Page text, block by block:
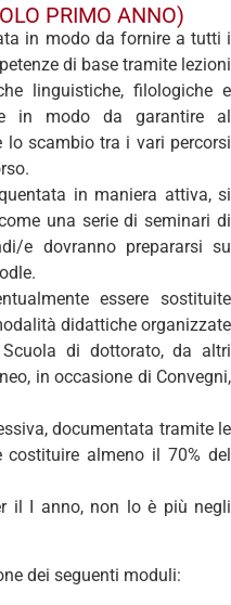
PRIMO ANNO)
in modo da fornire a tutti i
di base tramite lezioni
linguistiche, filologiche e
in modo da garantire al
lo scambio tra i vari percorsi
in maniera attiva, si
una serie di seminari di
e dovranno prepararsi su
essere sostituite
didattiche organizzate
di dottorato, da altri
in occasione di Convegni,
documentata tramite le
almeno il 70% del
il I anno, non lo è più negli
dei seguenti moduli: